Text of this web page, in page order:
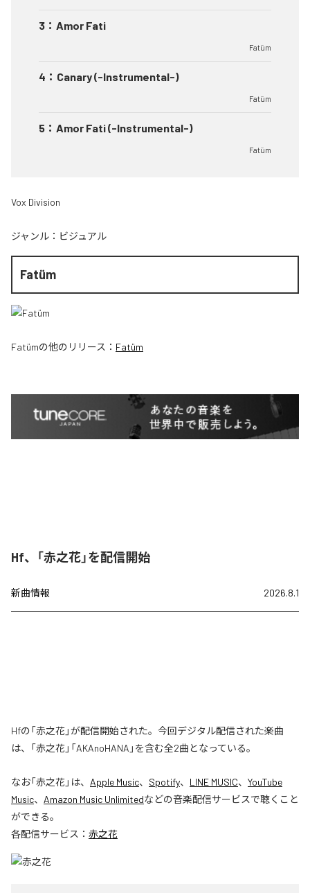
3 ： Amor Fati
Fatüm
4 ： Canary (-Instrumental-)
Fatüm
5 ： Amor Fati (-Instrumental-)
Fatüm
Vox Division
ジャンル： ビジュアル
Fatüm
Fatümの他のリリース： Fatüm
Hf、「赤之花」を配信開始
新曲情報 2026.8.1
Hfの「赤之花」が配信開始された。今回デジタル配信された楽曲
は、「赤之花」「AKAnoHANA」を含む全2曲となっている。
なお「赤之花」は、 Apple Music、 Spotify、 LINE MUSIC、 YouTube
Music、 Amazon Music Unlimitedなどの音楽配信サービスで聴くこと
ができる。
各配信サービス： 赤之花